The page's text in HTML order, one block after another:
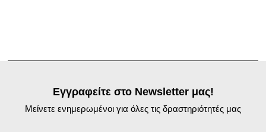
Εγγραφείτε στο Newsletter μας!
Μείνετε ενημερωμένοι για όλες τις δραστηριότητές μας